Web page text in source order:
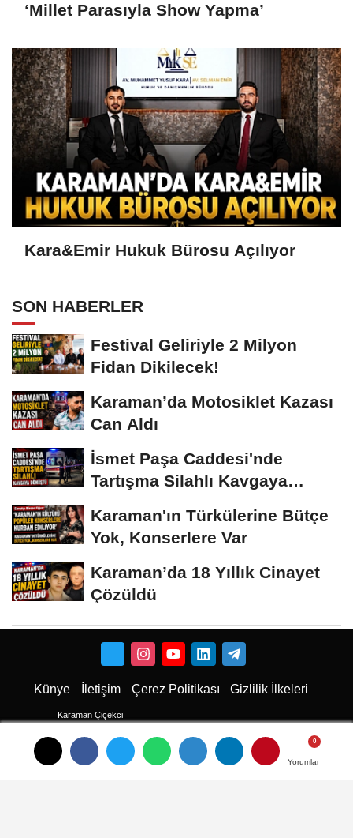
Yorumlar
Yorumlar
Yorumlar
‘Millet Parasıyla Show Yapma’
Kara&Emir Hukuk Bürosu Açılıyor
SON HABERLER
Festival Geliriyle 2 Milyon
Fidan Dikilecek!
Karaman’da Motosiklet Kazası
Can Aldı
İsmet Paşa Caddesi'nde
Tartışma Silahlı Kavgaya
Karaman'ın Türkülerine Bütçe
Yok, Konserlere Var
Karaman’da 18 Yıllık Cinayet
Çözüldü
Künye İletişim Çerez Politikası Gizlilik İlkeleri
Karaman Çiçekci
Karaman
Karaman Haber